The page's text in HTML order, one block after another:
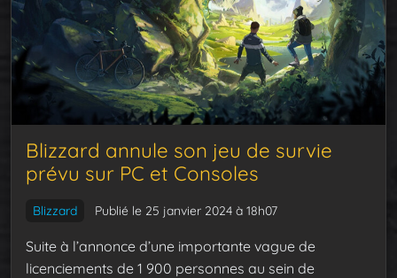
Blizzard annule son jeu de survie
prévu sur PC et Consoles
Blizzard Publié le 25 janvier 2024 à 18h07
Suite à l’annonce d’une importante vague de
licenciements de 1 900 personnes au sein de